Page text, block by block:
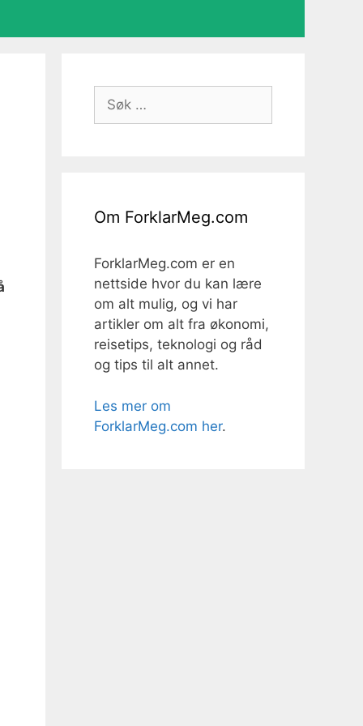
Søk
etter:
Om ForklarMeg.com
ForklarMeg.com er en
nettside hvor du kan lære
om alt mulig, og vi har
artikler om alt fra økonomi,
reisetips, teknologi og råd
og tips til alt annet.
Les mer om
ForklarMeg.com her.